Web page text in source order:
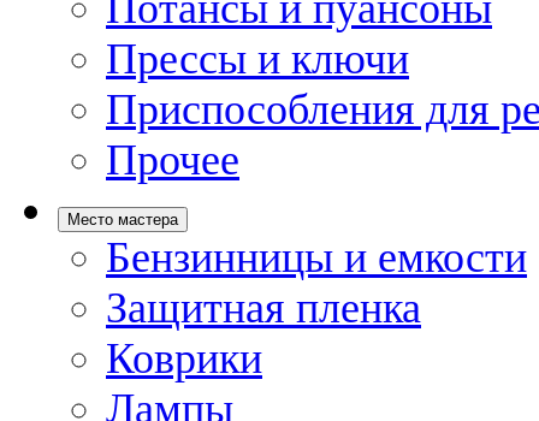
Прессы и ключи
Приспособления для
Прочее
Место мастера
Бензинницы и емкости
Защитная пленка
Коврики
Лампы